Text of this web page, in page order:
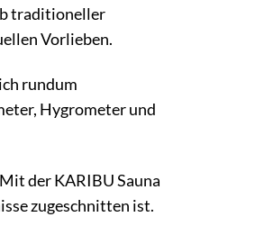
traditioneller
Vorlieben.
rundum
Hygrometer und
der KARIBU Sauna
zugeschnitten ist.